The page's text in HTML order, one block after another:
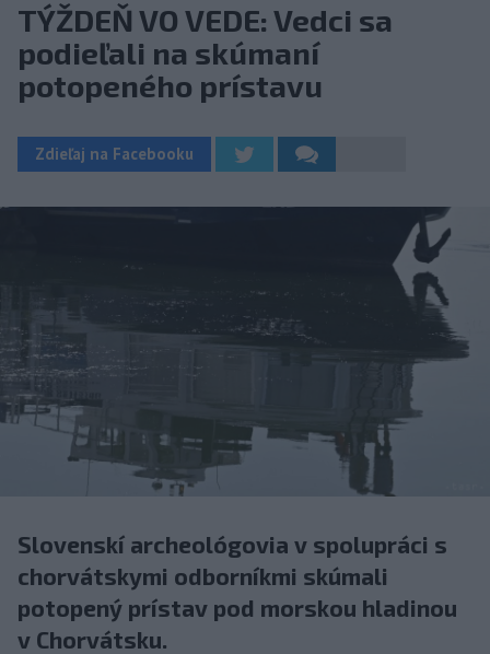
TÝŽDEŇ VO VEDE: Vedci sa
podieľali na skúmaní
potopeného prístavu
Zdieľaj na Facebooku
Slovenskí archeológovia v spolupráci s
chorvátskymi odborníkmi skúmali
potopený prístav pod morskou hladinou
v Chorvátsku.